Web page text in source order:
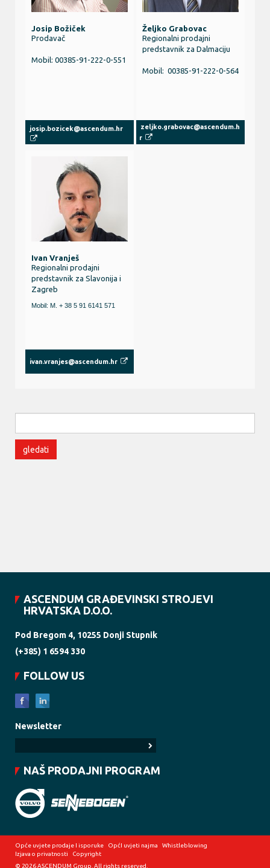
Josip Božiček
Prodavač
Mobil: 00385-91-222-0-551
josip.bozicek@ascendum.hr
Željko Grabovac
Regionalni prodajni
predstavnik za Dalmaciju
Mobil: 00385-91-222-0-564
zeljko.grabovac@ascendum.h
r
Ivan Vranješ
Regionalni prodajni
predstavnik za Slavonija i
Zagreb
Mobil: M. + 38 5 91 6141 571
ivan.vranjes@ascendum.hr
gledati
ASCENDUM GRAĐEVINSKI STROJEVI
HRVATSKA D.O.O.
Pod Bregom 4, 10255 Donji Stupnik
(+385) 1 6594 330
FOLLOW US
Newsletter
NAŠ PRODAJNI PROGRAM
Opće uvjete prodaje I isporuke OpćI uvjeti najma
Whistleblowing
Izjava o privatnosti
Copyright
© 2026 ASCENDUM Group. All rights reserved.